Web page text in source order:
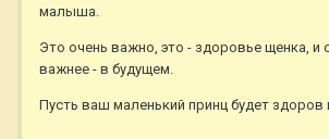
малыша.
Это очень важно, это - здоровье щенка, и
важнее - в будущем.
Пусть ваш маленький принц будет здоров